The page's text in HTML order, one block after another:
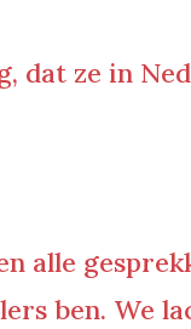
dat ze in
alle
ben. We